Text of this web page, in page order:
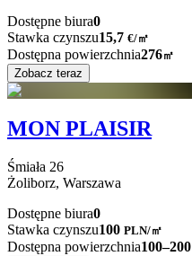
Dostępne biura0
Stawka czynszu15,7 €/㎡
Dostępna powierzchnia276㎡
Zobacz teraz
MON PLAISIR
Śmiała 26
Żoliborz, Warszawa
Dostępne biura0
Stawka czynszu100 PLN/㎡
Dostępna powierzchnia100–200